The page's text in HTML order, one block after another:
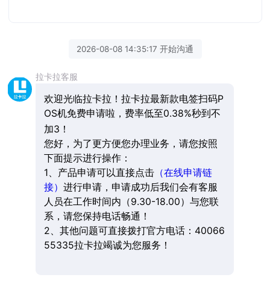
2026-08-08 14:35:17 开始沟通
拉卡拉客服
欢迎光临拉卡拉！拉卡拉最新款电签扫码P
OS机免费申请啦，费率低至0.38%秒到不
加3！
您好，为了更方便您办理业务，请您按照
下面提示进行操作：
1、产品申请可以直接点击（在线申请链
接） 进行申请，申请成功后我们会有客服
人员在工作时间内（9.30-18.00）与您联
系，请您保持电话畅通！
2、其他问题可直接拨打官方电话：40066
55335拉卡拉竭诚为您服务！